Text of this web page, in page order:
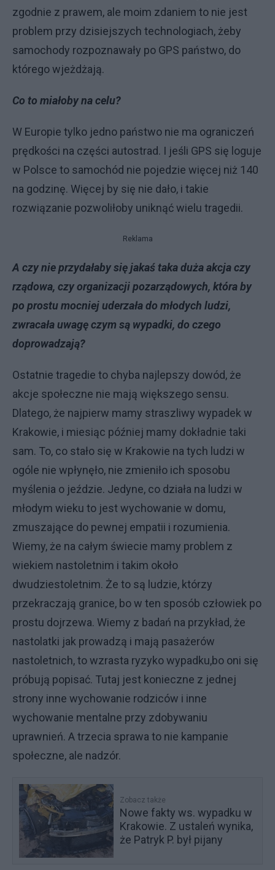
zgodnie z prawem, ale moim zdaniem to nie jest
problem przy dzisiejszych technologiach, żeby
samochody rozpoznawały po GPS państwo, do
którego wjeżdżają.
Co to miałoby na celu?
W Europie tylko jedno państwo nie ma ograniczeń
prędkości na części autostrad. I jeśli GPS się loguje
w Polsce to samochód nie pojedzie więcej niż 140
na godzinę. Więcej by się nie dało, i takie
rozwiązanie pozwoliłoby uniknąć wielu tragedii.
Reklama
A czy nie przydałaby się jakaś taka duża akcja czy
rządowa, czy organizacji pozarządowych, która by
po prostu mocniej uderzała do młodych ludzi,
zwracała uwagę czym są wypadki, do czego
doprowadzają?
Ostatnie tragedie to chyba najlepszy dowód, że
akcje społeczne nie mają większego sensu.
Dlatego, że najpierw mamy straszliwy wypadek w
Krakowie, i miesiąc później mamy dokładnie taki
sam. To, co stało się w Krakowie na tych ludzi w
ogóle nie wpłynęło, nie zmieniło ich sposobu
myślenia o jeździe. Jedyne, co działa na ludzi w
młodym wieku to jest wychowanie w domu,
zmuszające do pewnej empatii i rozumienia.
Wiemy, że na całym świecie mamy problem z
wiekiem nastoletnim i takim około
dwudziestoletnim. Że to są ludzie, którzy
przekraczają granice, bo w ten sposób człowiek po
prostu dojrzewa. Wiemy z badań na przykład, że
nastolatki jak prowadzą i mają pasażerów
nastoletnich, to wzrasta ryzyko wypadku,bo oni się
próbują popisać. Tutaj jest konieczne z jednej
strony inne wychowanie rodziców i inne
wychowanie mentalne przy zdobywaniu
uprawnień. A trzecia sprawa to nie kampanie
społeczne, ale nadzór.
Zobacz także
Nowe fakty ws. wypadku w
Krakowie. Z ustaleń wynika,
że Patryk P. był pijany